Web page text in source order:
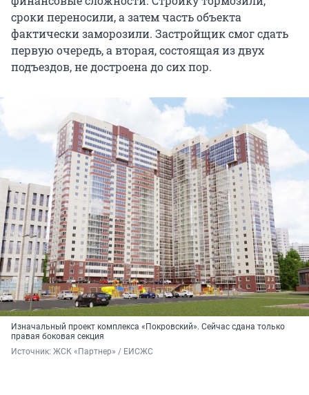
сроки переносили, а затем часть объекта
фактически заморозили. Застройщик смог сдать
первую очередь, а вторая, состоящая из двух
подъездов, не достроена до сих пор.
Изначальный проект комплекса «Покровский». Сейчас сдана только
правая боковая секция
Источник: ЖСК «Партнер» / ЕИСЖС